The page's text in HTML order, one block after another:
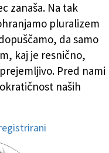
zanaša. Na tak
pluralizem
da samo
kaj je resnično,
Pred nami
naših